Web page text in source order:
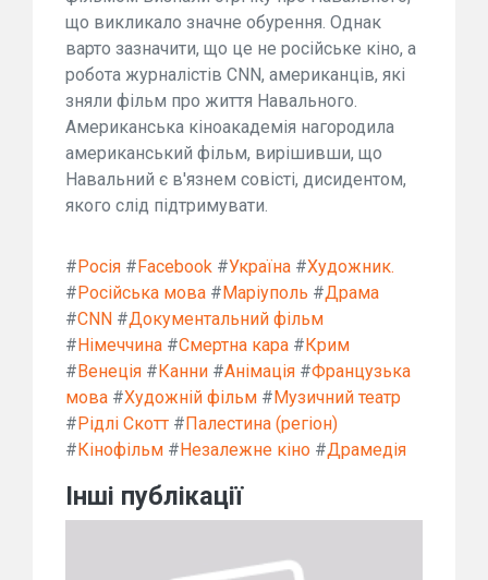
що викликало значне обурення. Однак
варто зазначити, що це не російське кіно, а
робота журналістів CNN, американців, які
зняли фільм про життя Навального.
Американська кіноакадемія нагородила
американський фільм, вирішивши, що
Навальний є в'язнем совісті, дисидентом,
якого слід підтримувати.
#Росія #Facebook #Україна #Художник.
#Російська мова #Маріуполь #Драма
#CNN #Документальний фільм
#Німеччина #Смертна кара #Крим
#Венеція #Канни #Анімація #Французька
мова #Художній фільм #Музичний театр
#Рідлі Скотт #Палестина (регіон)
#Кінофільм #Незалежне кіно #Драмедія
Інші публікації